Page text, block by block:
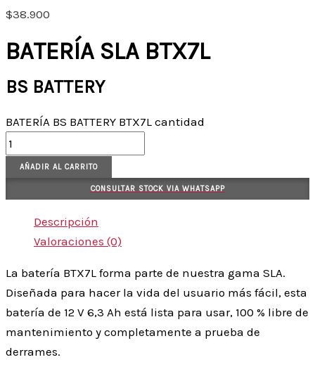
$38.900
BATERÍA SLA BTX7L
BS BATTERY
BATERÍA BS BATTERY BTX7L cantidad
AÑADIR AL CARRITO
CONSULTAR STOCK VIA WHATSAPP
Descripción
Valoraciones (0)
La batería BTX7L forma parte de nuestra gama SLA.
Diseñada para hacer la vida del usuario más fácil, esta
batería de 12 V 6,3 Ah está lista para usar, 100 % libre de
mantenimiento y completamente a prueba de
derrames.